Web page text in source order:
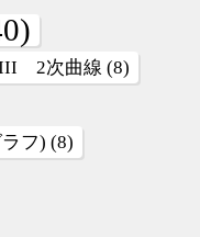
2次曲線 (8)
フ) (8)